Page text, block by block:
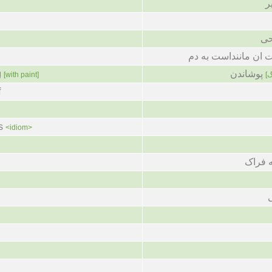
ان ماننداست به دم
[with paint]
پوشاندن
<idiom>
فراک